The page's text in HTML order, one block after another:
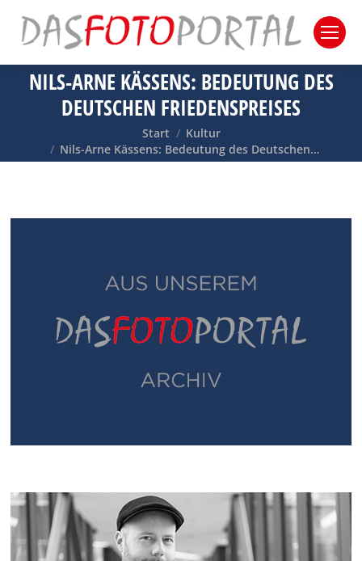
NILS-ARNE KÄSSENS: BEDEUTUNG DES
DEUTSCHEN FRIEDENSPREISES
Sie befinden sich hier:
Start
Kultur
Nils-Arne Kässens: Bedeutung des Deutschen…